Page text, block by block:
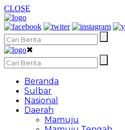
CLOSE
✖
Beranda
Sulbar
Nasional
Daerah
Mamuju